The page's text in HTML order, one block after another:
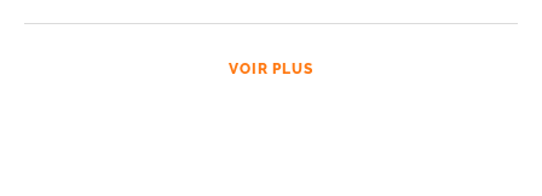
VOIR PLUS